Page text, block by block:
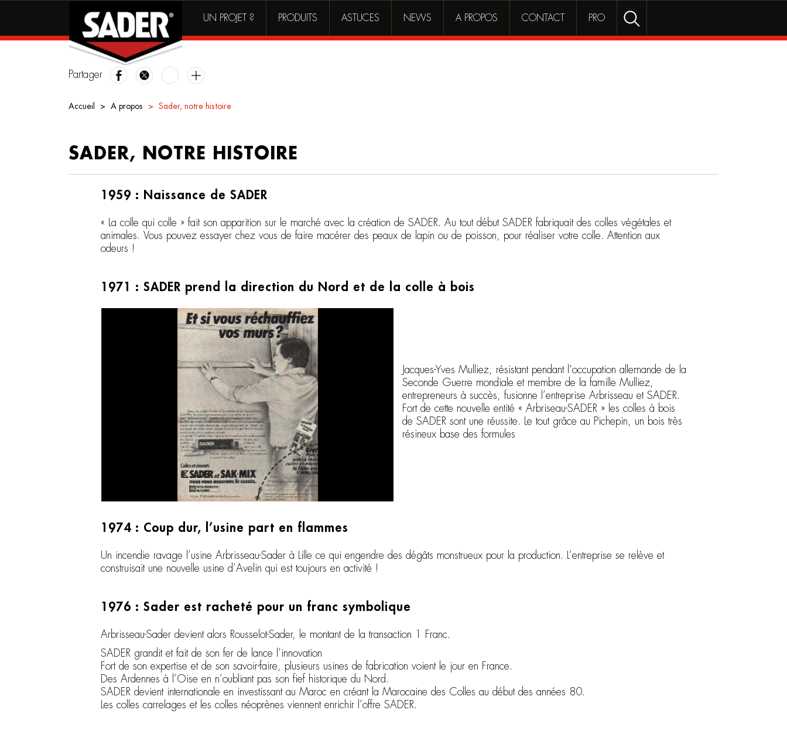
UN PROJET ? PRODUITS ASTUCES NEWS A PROPOS CONTACT PRO
Accueil A propos Sader, notre histoire
Partager
SADER, NOTRE HISTOIRE
1959 : Naissance de SADER
« La colle qui colle » fait son apparition sur le marché avec la création de SADER. Au tout début SADER fabriquait des colles végétales et
animales. Vous pouvez essayer chez vous de faire macérer des peaux de lapin ou de poisson, pour réaliser votre colle. Attention aux
odeurs !
1971 : SADER prend la direction du Nord et de la colle à bois
Jacques-Yves Mulliez, résistant pendant l'occupation allemande de la
Seconde Guerre mondiale et membre de la famille Mulliez,
entrepreneurs à succès, fusionne l’entreprise Arbrisseau et SADER.
Fort de cette nouvelle entité « Arbriseau-SADER » les colles à bois
de SADER sont une réussite. Le tout grâce au Pichepin, un bois très
résineux base des formules
1974 : Coup dur, l’usine part en flammes
Un incendie ravage l’usine Arbrisseau-Sader à Lille ce qui engendre des dégâts monstrueux pour la production. L’entreprise se relève et
construisait une nouvelle usine d’Avelin qui est toujours en activité !
1976 : Sader est racheté pour un franc symbolique
Arbrisseau-Sader devient alors Rousselot-Sader, le montant de la transaction 1 Franc.
SADER grandit et fait de son fer de lance l’innovation
Fort de son expertise et de son savoir-faire, plusieurs usines de fabrication voient le jour en France.
Des Ardennes à l’Oise en n’oubliant pas son fief historique du Nord.
SADER devient internationale en investissant au Maroc en créant la Marocaine des Colles au début des années 80.
Les colles carrelages et les colles néoprènes viennent enrichir l’offre SADER.